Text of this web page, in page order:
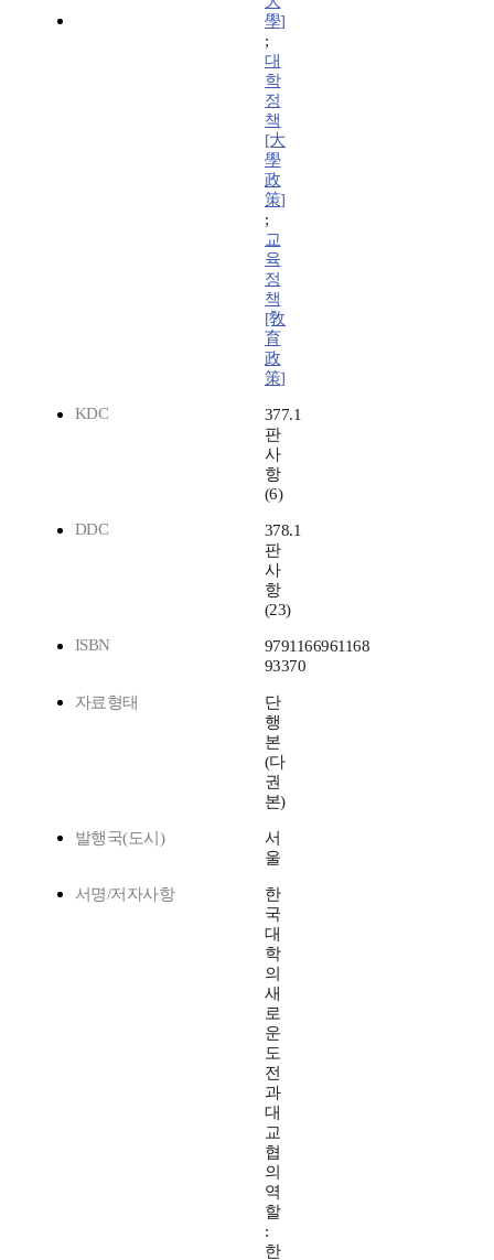
學]
;
대
학
정
책
[大
學
政
策]
;
교
육
정
책
[敎
育
政
策]
KDC
377.1
판
사
항
(6)
DDC
378.1
판
사
항
(23)
ISBN
9791166961168
93370
자료형태
단
행
본
(다
권
본)
발행국(도시)
서
울
서명/저자사항
한
국
대
학
의
새
로
운
도
전
과
대
교
협
의
역
할
:
한